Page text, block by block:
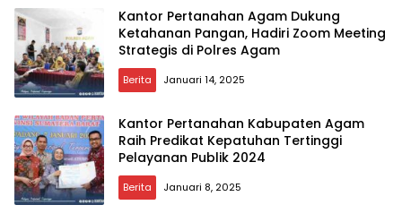
Kantor Pertanahan Agam Dukung
Ketahanan Pangan, Hadiri Zoom Meeting
Strategis di Polres Agam
Berita Januari 14, 2025
Kantor Pertanahan Kabupaten Agam
Raih Predikat Kepatuhan Tertinggi
Pelayanan Publik 2024
Berita Januari 8, 2025